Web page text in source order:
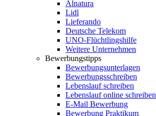
Alnatura
Lidl
Lieferando
Deutsche Telekom
UNO-Flüchtlingshilfe
Weitere Unternehmen
Bewerbungstipps
Bewerbungsunterlagen
Bewerbungsschreiben
Lebenslauf schreiben
Lebenslauf online schreiben
E-Mail Bewerbung
Bewerbung Praktikum